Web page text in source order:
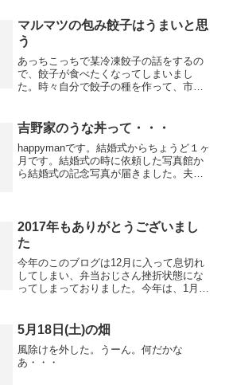
マルマツの包み餃子はうまいと思
う
あっちこっちで某冷凍餃子の話をするの
で、餃子が食べたくなってしまいまし
た。時々自分で餃子の種を作って、市販
子は、かなりいい加減である。白菜・キ
ャベツ・ニラ・タマネギなど...
吉野家のうな丼って・・・
happymanです。結婚式からちょうど１ヶ
月です。結婚式の時に依頼した写真館か
ら結婚式の記念写真が届きました。夫婦
ったら、僕の妹が「...
2017年もありがとうございまし
た
今年のこのブログは12月に入って息切れ
してしまい、弁当おじさん挫折状態にな
ってしまっておりました。今年は、1月〜
手糞で、夏バテしてしまい、調子が戻る
のが10月くらい...
5月18日(土)の畑
風除けを外した。うーん。何だかな
あ・・・